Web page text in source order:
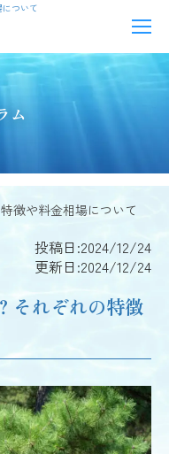
ついて
ム
徴や料金相場について
投稿日:2024/12/24
更新日:2024/12/24
それぞれの特徴